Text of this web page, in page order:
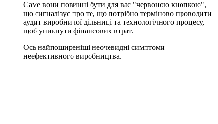
Саме вони повинні бути для вас "червоною кнопкою",
що сигналізує про те, що потрібно терміново проводити
аудит виробничої дільниці та технологічного процесу,
щоб уникнути фінансових втрат.
Ось найпоширеніші неочевидні симптоми
неефективного виробництва.